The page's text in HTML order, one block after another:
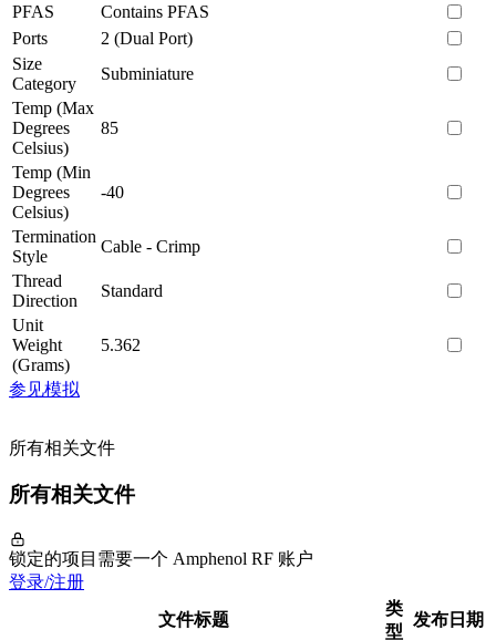
PFAS
Contains PFAS
Ports
2 (Dual Port)
Size
Category
Subminiature
Temp (Max
Degrees
Celsius)
85
Temp (Min
Degrees
Celsius)
-40
Termination
Style
Cable - Crimp
Thread
Direction
Standard
Unit
Weight
(Grams)
5.362
参见模拟
所有相关文件
所有相关文件
锁定的项目需要一个 Amphenol RF 账户
登录/注册
文件标题
类
型
发布日期